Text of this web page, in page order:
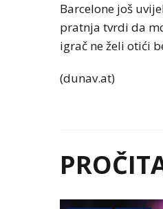
Barcelone još
pratnja tvrdi da
igrač ne želi otići
(dunav.at)